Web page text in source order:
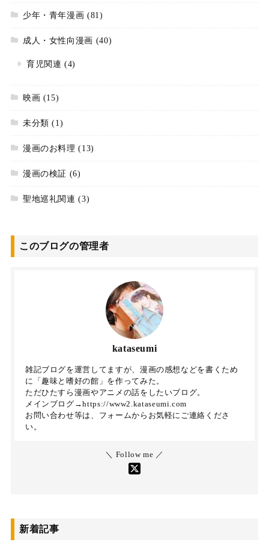
少年・青年漫画 (81)
成人・女性向漫画 (40)
育児関連 (4)
映画 (15)
未分類 (1)
漫画のお料理 (13)
漫画の検証 (6)
聖地巡礼関連 (3)
このブログの管理者
kataseumi
雑記ブログを運営してますが、漫画の感想などを書くため
に「趣味と嗜好の館」を作ってみた。
ただひたすら漫画やアニメの話をしたいブログ。
メインブログ→https://www2.kataseumi.com
お問い合わせ等は、フォームからお気軽にご連絡くださ
い。
＼ Follow me ／
新着記事